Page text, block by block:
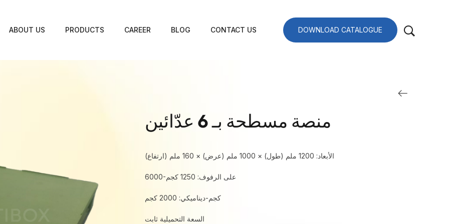
ABOUT US PRODUCTS CAREER BLOG CONTACT US DOWNLOAD CATALOGUE
منصة مسطحة بـ 6 عدّائين
الأبعاد: 1200 ملم (طول) × 1000 ملم (عرض) × 160 ملم (ارتفاع)
6000-على الرفوف: 1250 كجم
كجم-ديناميكي: 2000 كجم
السعة التحميلية ثابت